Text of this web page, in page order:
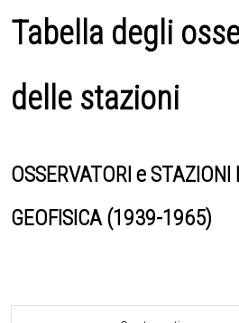
Tabella degli
delle stazioni
OSSERVATORI e STAZIONI
GEOFISICA (1939-1965)